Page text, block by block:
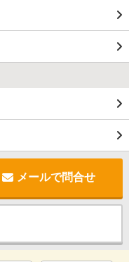
メールで問合せ